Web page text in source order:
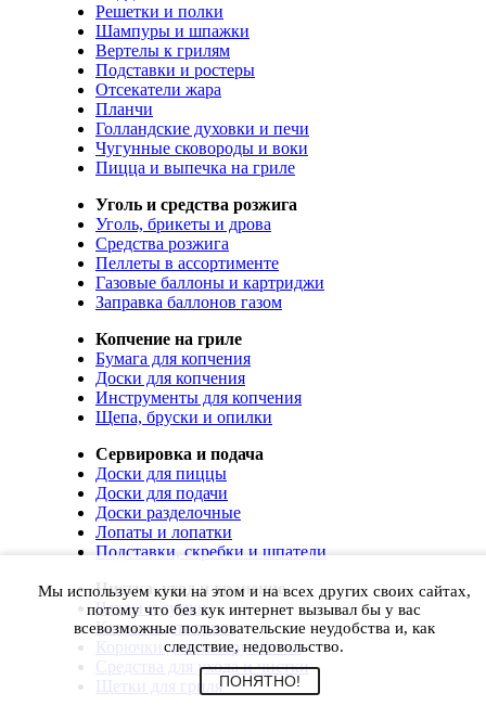
Решетки и полки
Шампуры и шпажки
Вертелы к грилям
Подставки и ростеры
Отсекатели жара
Планчи
Голландские духовки и печи
Чугунные сковороды и воки
Пицца и выпечка на гриле
Уголь и средства розжига
Уголь, брикеты и дрова
Средства розжига
Пеллеты в ассортименте
Газовые баллоны и картриджи
Заправка баллонов газом
Копчение на гриле
Бумага для копчения
Доски для копчения
Инструменты для копчения
Щепа, бруски и опилки
Сервировка и подача
Доски для пиццы
Доски для подачи
Доски разделочные
Лопаты и лопатки
Подставки, скребки и шпатели
Чистка, уход и хранение
Чехлы и сумки
Коврики для гриля
Корючки для инструментов
Средства для ухода и чистки
Щетки для гриля
Мы используем куки на этом и на всех других своих сайтах,
потому что без кук интернет вызывал бы у вас
всевозможные пользовательские неудобства и, как
следствие, недовольство.
ПОНЯТНО!